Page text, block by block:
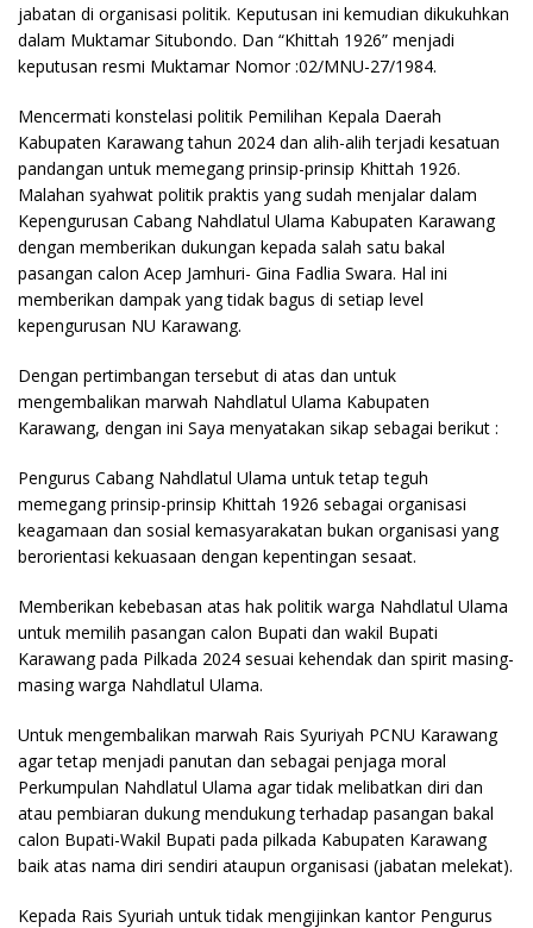
jabatan di organisasi politik. Keputusan ini kemudian dikukuhkan
dalam Muktamar Situbondo. Dan “Khittah 1926” menjadi
keputusan resmi Muktamar Nomor :02/MNU-27/1984.
Mencermati konstelasi politik Pemilihan Kepala Daerah
Kabupaten Karawang tahun 2024 dan alih-alih terjadi kesatuan
pandangan untuk memegang prinsip-prinsip Khittah 1926.
Malahan syahwat politik praktis yang sudah menjalar dalam
Kepengurusan Cabang Nahdlatul Ulama Kabupaten Karawang
dengan memberikan dukungan kepada salah satu bakal
pasangan calon Acep Jamhuri- Gina Fadlia Swara. Hal ini
memberikan dampak yang tidak bagus di setiap level
kepengurusan NU Karawang.
Dengan pertimbangan tersebut di atas dan untuk
mengembalikan marwah Nahdlatul Ulama Kabupaten
Karawang, dengan ini Saya menyatakan sikap sebagai berikut :
Pengurus Cabang Nahdlatul Ulama untuk tetap teguh
memegang prinsip-prinsip Khittah 1926 sebagai organisasi
keagamaan dan sosial kemasyarakatan bukan organisasi yang
berorientasi kekuasaan dengan kepentingan sesaat.
Memberikan kebebasan atas hak politik warga Nahdlatul Ulama
untuk memilih pasangan calon Bupati dan wakil Bupati
Karawang pada Pilkada 2024 sesuai kehendak dan spirit masing-
masing warga Nahdlatul Ulama.
Untuk mengembalikan marwah Rais Syuriyah PCNU Karawang
agar tetap menjadi panutan dan sebagai penjaga moral
Perkumpulan Nahdlatul Ulama agar tidak melibatkan diri dan
atau pembiaran dukung mendukung terhadap pasangan bakal
calon Bupati-Wakil Bupati pada pilkada Kabupaten Karawang
baik atas nama diri sendiri ataupun organisasi (jabatan melekat).
Kepada Rais Syuriah untuk tidak mengijinkan kantor Pengurus